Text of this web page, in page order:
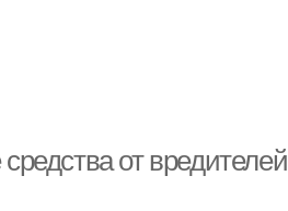
от вредителей